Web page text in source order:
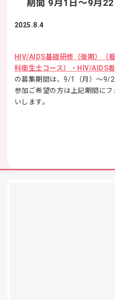
期間 9月1日～9月22
2025.8.4
HIV/AIDS基礎研修（後期）（
科衛生士コース）・HIV/AIDS
の募集期間は、9/1（月）～9/
参加ご希望の方は上記期間に
いします。